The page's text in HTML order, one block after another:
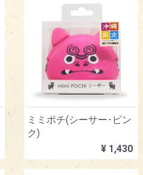
ミミポチ(シーサー･ピン
ク)
¥ 1,430